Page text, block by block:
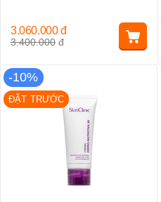
3.400.000 đ
3.060.000 đ
-10%
ĐẶT TRƯỚC